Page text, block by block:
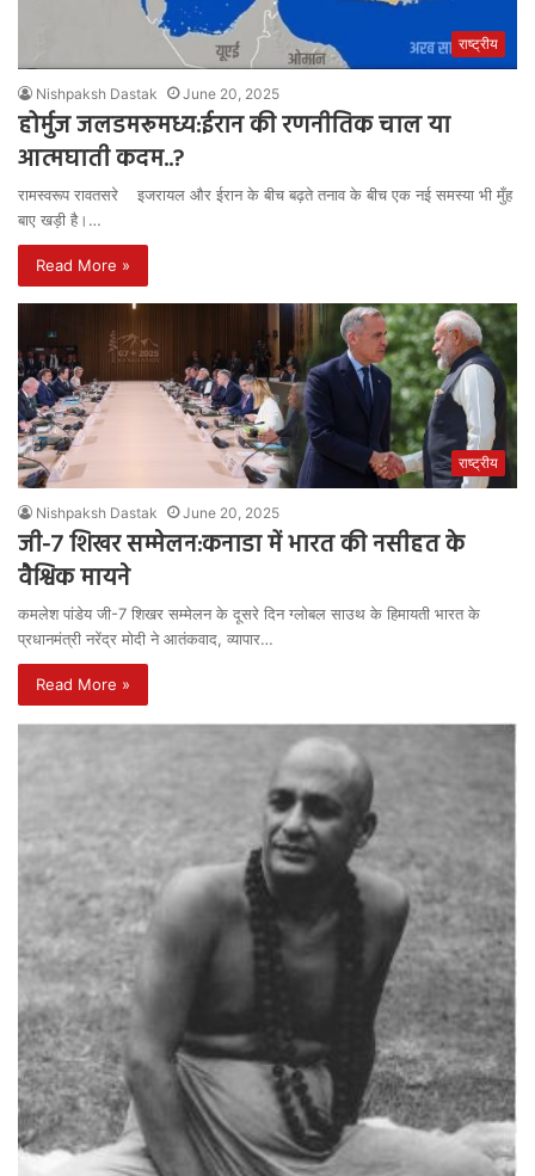
राष्ट्रीय
Nishpaksh Dastak June 20, 2025
होर्मुज जलडमरूमध्य:ईरान की रणनीतिक चाल या
आत्मघाती कदम..?
रामस्वरूप रावतसरे इजरायल और ईरान के बीच बढ़ते तनाव के बीच एक नई समस्या भी मुँह
बाए खड़ी है।…
Read More »
राष्ट्रीय
Nishpaksh Dastak June 20, 2025
जी-7 शिखर सम्मेलन:कनाडा में भारत की नसीहत के
वैश्विक मायने
कमलेश पांडेय जी-7 शिखर सम्मेलन के दूसरे दिन ग्लोबल साउथ के हिमायती भारत के
प्रधानमंत्री नरेंद्र मोदी ने आतंकवाद, व्यापार…
Read More »